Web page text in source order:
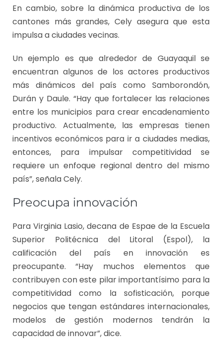
En cambio, sobre la dinámica productiva de los
cantones más grandes, Cely asegura que esta
impulsa a ciudades vecinas.
Un ejemplo es que alrededor de Guayaquil se
encuentran algunos de los actores productivos
más dinámicos del país como Samborondón,
Durán y Daule. “Hay que fortalecer las relaciones
entre los municipios para crear encadenamiento
productivo. Actualmente, las empresas tienen
incentivos económicos para ir a ciudades medias,
entonces, para impulsar competitividad se
requiere un enfoque regional dentro del mismo
país”, señala Cely.
Preocupa innovación
Para Virginia Lasio, decana de Espae de la Escuela
Superior Politécnica del Litoral (Espol), la
calificación del país en innovación es
preocupante. “Hay muchos elementos que
contribuyen con este pilar importantísimo para la
competitividad como la sofisticación, porque
negocios que tengan estándares internacionales,
modelos de gestión modernos tendrán la
capacidad de innovar”, dice.